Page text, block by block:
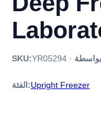
SKU:YR05294 ·
الفئة:Upright Freezer